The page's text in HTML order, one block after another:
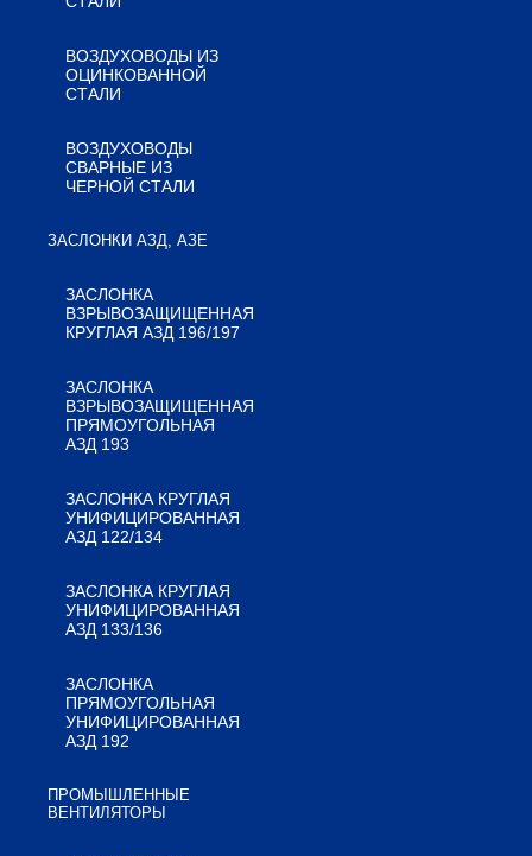
ВОЗДУХОВОДЫ ИЗ
ОЦИНКОВАННОЙ
СТАЛИ
ВОЗДУХОВОДЫ
СВАРНЫЕ ИЗ
ЧЕРНОЙ СТАЛИ
ЗАСЛОНКИ АЗД, АЗЕ
ЗАСЛОНКА
ВЗРЫВОЗАЩИЩЕННАЯ
КРУГЛАЯ АЗД 196/197
ЗАСЛОНКА
ВЗРЫВОЗАЩИЩЕННАЯ
ПРЯМОУГОЛЬНАЯ
АЗД 193
ЗАСЛОНКА КРУГЛАЯ
УНИФИЦИРОВАННАЯ
АЗД 122/134
ЗАСЛОНКА КРУГЛАЯ
УНИФИЦИРОВАННАЯ
АЗД 133/136
ЗАСЛОНКА
ПРЯМОУГОЛЬНАЯ
УНИФИЦИРОВАННАЯ
АЗД 192
ПРОМЫШЛЕННЫЕ
ВЕНТИЛЯТОРЫ